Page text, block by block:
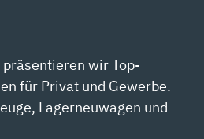
wir Top-
für Privat und Gewerbe.
Lagerneuwagen und